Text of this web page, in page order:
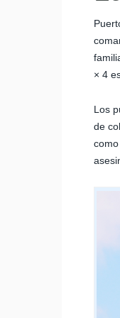
× 4
Los
de